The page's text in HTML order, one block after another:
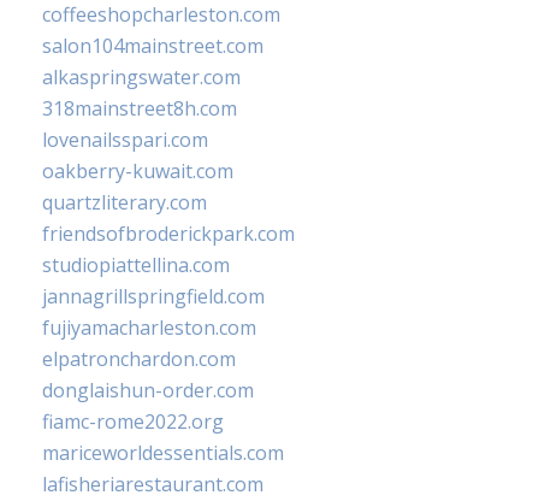
coffeeshopcharleston.com
salon104mainstreet.com
alkaspringswater.com
318mainstreet8h.com
lovenailsspari.com
oakberry-kuwait.com
quartzliterary.com
friendsofbroderickpark.com
studiopiattellina.com
jannagrillspringfield.com
fujiyamacharleston.com
elpatronchardon.com
donglaishun-order.com
fiamc-rome2022.org
mariceworldessentials.com
lafisheriarestaurant.com